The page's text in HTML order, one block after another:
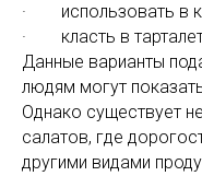
· использовать в
· класть в
Данные варианты
людям могут
Однако существует
салатов, где
другими видами